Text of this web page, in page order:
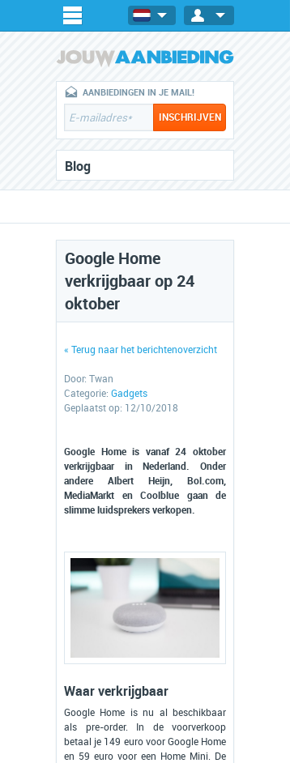
AANBIEDINGEN IN JE MAIL!
Blog
Google Home
verkrijgbaar op 24
oktober
« Terug naar het berichtenoverzicht
Door: Twan
Categorie: Gadgets
Geplaatst op: 12/10/2018
Google Home is vanaf 24 oktober
verkrijgbaar in Nederland. Onder
andere Albert Heijn, Bol.com,
MediaMarkt en Coolblue gaan de
slimme luidsprekers verkopen.
Waar verkrijgbaar
Google Home is nu al beschikbaar
als pre-order. In de voorverkoop
betaal je 149 euro voor Google Home
en 59 euro voor een Home Mini. De